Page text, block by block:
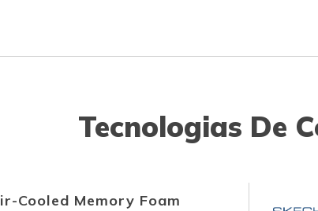
Tecnologias De
Cooled Memory Foam